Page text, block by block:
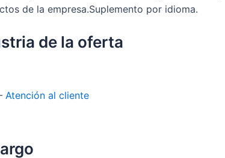
de la empresa.Suplemento por idioma.
de la oferta
Atención al cliente